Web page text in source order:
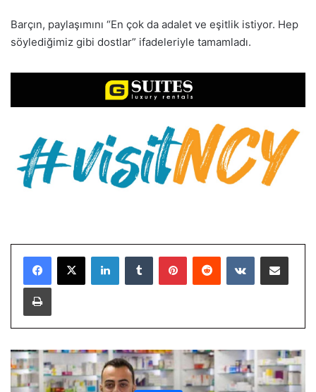
Barçın, paylaşımını “En çok da adalet ve eşitlik istiyor. Hep
söylediğimiz gibi dostlar” ifadeleriyle tamamladı.
LinkedInTumblr PinterestReddit VKontakteE-Posta ile paylaş
Yazdır